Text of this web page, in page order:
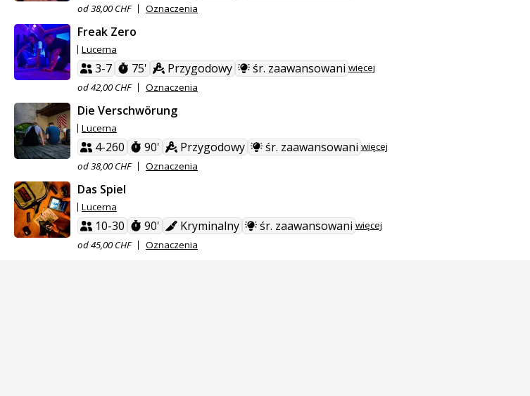
od 38,00 CHF
Oznaczenia
Freak Zero
Lucerna
3-7 75' Przygodowy śr. zaawansowani więcej
od 42,00 CHF
Oznaczenia
Die Verschwörung
Lucerna
4-260 90' Przygodowy śr. zaawansowani więcej
od 38,00 CHF
Oznaczenia
Das Spiel
Lucerna
10-30 90' Kryminalny śr. zaawansowani więcej
od 45,00 CHF
Oznaczenia